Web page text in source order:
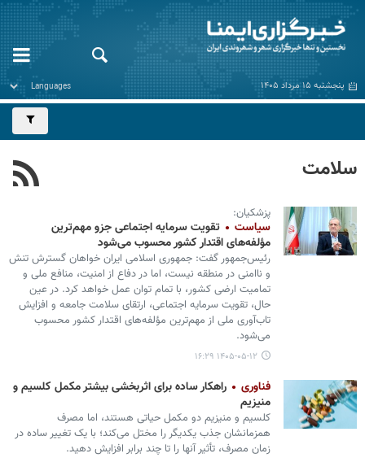
پنجشنبه ۱۵ مرداد ۱۴۰۵
سلامت
پزشکیان:
سیاست
تقویت سرمایه اجتماعی جزو مهم‌ترین
مؤلفه‌های اقتدار کشور محسوب می‌شود
رئیس‌جمهور گفت: جمهوری اسلامی ایران خواهان گسترش تنش
و ناامنی در منطقه نیست، اما در دفاع از امنیت، منافع ملی و
تمامیت ارضی کشور، با تمام توان عمل خواهد کرد. در عین
حال، تقویت سرمایه اجتماعی، ارتقای سلامت جامعه و افزایش
تاب‌آوری ملی از مهم‌ترین مؤلفه‌های اقتدار کشور محسوب
می‌شود.
۱۴۰۵-۰۵-۱۲ ۱۶:۲۹
فناوری
راهکار ساده برای اثربخشی بیشتر مکمل کلسیم و
منیزیم
کلسیم و منیزیم دو مکمل حیاتی هستند، اما مصرف
همزمانشان جذب یکدیگر را مختل می‌کند؛ با یک تغییر ساده در
زمان مصرف، تأثیر آنها را تا چند برابر افزایش دهید.